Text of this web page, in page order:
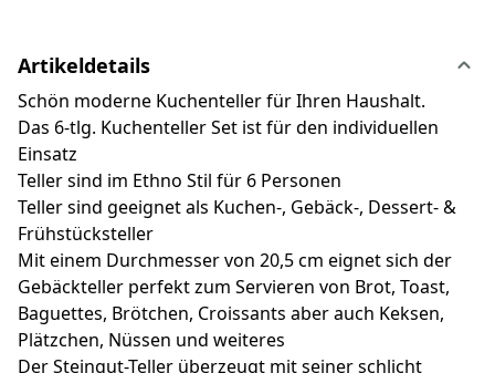
Artikeldetails
Schön moderne Kuchenteller für Ihren Haushalt.
Das 6-tlg. Kuchenteller Set ist für den individuellen
Einsatz
Teller sind im Ethno Stil für 6 Personen
Teller sind geeignet als Kuchen-, Gebäck-, Dessert- &
Frühstücksteller
Mit einem Durchmesser von 20,5 cm eignet sich der
Gebäckteller perfekt zum Servieren von Brot, Toast,
Baguettes, Brötchen, Croissants aber auch Keksen,
Plätzchen, Nüssen und weiteres
Der Steingut-Teller überzeugt mit seiner schlicht